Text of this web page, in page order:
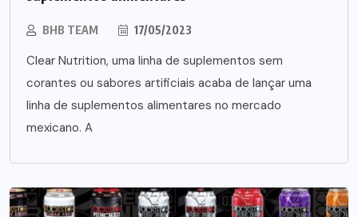
BHB TEAM 17/05/2023
Clear Nutrition, uma linha de suplementos sem
corantes ou sabores artificiais acaba de lançar uma
linha de suplementos alimentares no mercado
mexicano. A